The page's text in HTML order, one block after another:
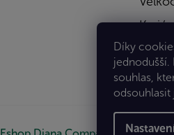
Díky
jednodušší.
souhlas,
odsouhlasit